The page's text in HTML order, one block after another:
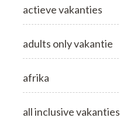
actieve vakanties
adults only vakantie
afrika
all inclusive vakanties